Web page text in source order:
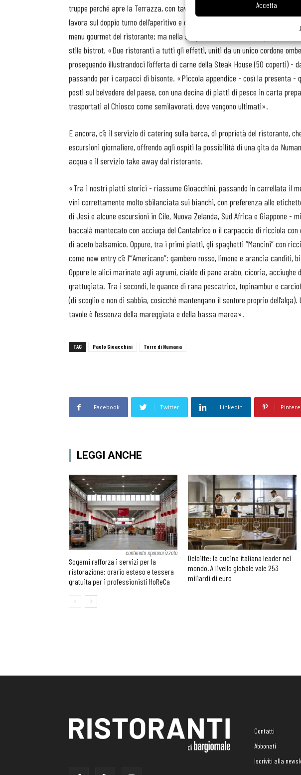
Accetta
truppe perché apre la Terrazza, con tavoli in vetro per 120 sedute, uno
lavora sul doppio turno dell’aperitivo e della cena in tarda serata. Al
menu gourmet del ristorante; ma nella stagione 2018 la Terrazza punterà su
stile bistrot. «Due ristoranti a tutti gli effetti, uniti da un unico cordone
proseguendo illustrandoci l’offerta di carne della Steak House (50 coperti) -
passando per i carpacci di bisonte. «Piccola appendice - così la presenta -
posti sul belvedere del paese, con una decina di piatti di pesce in carta
trasportati al Chiosco come semilavorati, dove vengono ultimati».
E ancora, c’è il servizio di catering sulla barca, di proprietà del ristorante,
escursioni giornaliere, offrendo agli ospiti la possibilità di una gita da
acqua e il servizio take away dal ristorante.
«Tra i nostri piatti storici - riassume Gioacchini, passando in carrellata il
vini correttamente molto sbilanciata sui bianchi, con preferenza alle
di Jesi e alcune escursioni in Cile, Nuova Zelanda, Sud Africa e Giappone -
baccalà mantecato con acciuga del Cantabrico o il carpaccio di ricciola
di aceto balsamico. Oppure, tra i primi piatti, gli spaghetti “Mancini” con
come new entry c’è l’“Americano”: gambero rosso, limone e arancia canditi,
Oppure le alici marinate agli agrumi, cialde di pane arabo, cicoria, acciughe
grattugiata. Tra i secondi, le guance di rana pescatrice, topinambur e
(di scoglio e non di sabbia, cosìcché mantengano il sentore proprio
tavole è l’essenza della mareggiata e della bassa marea».
TAG Paolo Gioacchini Torre di Numana
Facebook Twitter Linkedin
LEGGI ANCHE
contenuto sponsorizzato
Sogemi rafforza i servizi per la
ristorazione: orario esteso e tessera
gratuita per i professionisti HoReCa
Deloitte: la cucina italiana leader nel
mondo. A livello globale vale 253
miliardi di euro
Contatti
Abbonati
Iscriviti alla